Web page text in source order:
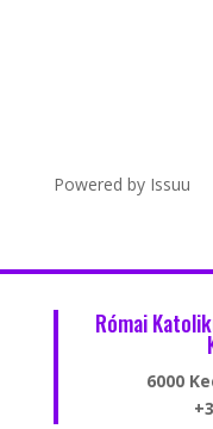
Powered by Issuu
Római
6000